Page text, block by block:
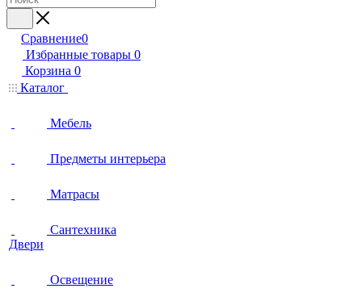
Сравнение0
Избранные товары 0
Корзина 0
Каталог
Мебель
Предметы интерьера
Матрасы
Сантехника
Двери
Освещение